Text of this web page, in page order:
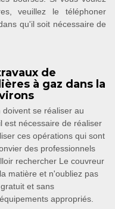
veuillez le téléphoner
qu'il soit nécessaire de
de
à gaz dans la
se réaliser au
est nécessaire de réaliser
ces opérations qui sont
des professionnels
rechercher Le couvreur
matière et n'oubliez pas
et sans
appropriés.